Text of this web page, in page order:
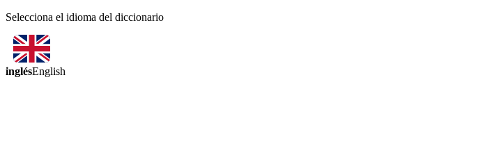
Selecciona el idioma del diccionario
inglésEnglish